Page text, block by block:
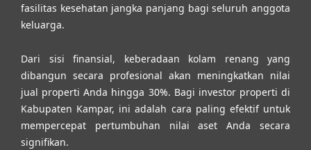
fasilitas kesehatan jangka panjang bagi seluruh anggota
keluarga.
Dari sisi finansial, keberadaan kolam renang yang
dibangun secara profesional akan meningkatkan nilai
jual properti Anda hingga 30%. Bagi investor properti di
Kabupaten Kampar, ini adalah cara paling efektif untuk
mempercepat pertumbuhan nilai aset Anda secara
signifikan.